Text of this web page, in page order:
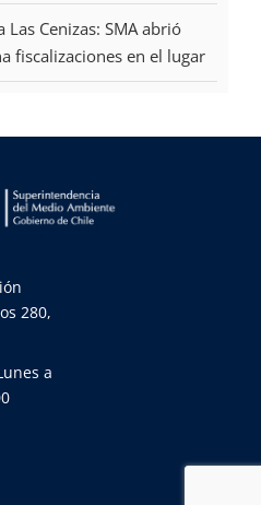
Cenizas: SMA abrió
fiscalizaciones en el lugar
280,
a